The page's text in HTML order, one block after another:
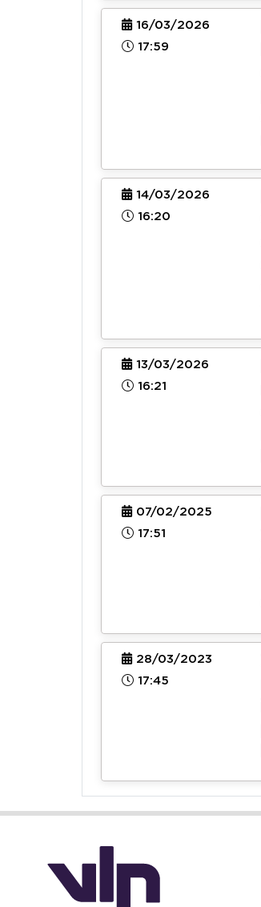
16/03/2026
17:59
14/03/2026
16:20
13/03/2026
16:21
07/02/2025
17:51
28/03/2023
17:45